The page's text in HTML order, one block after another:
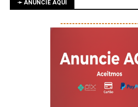
➛ ANUNCIE AQUI